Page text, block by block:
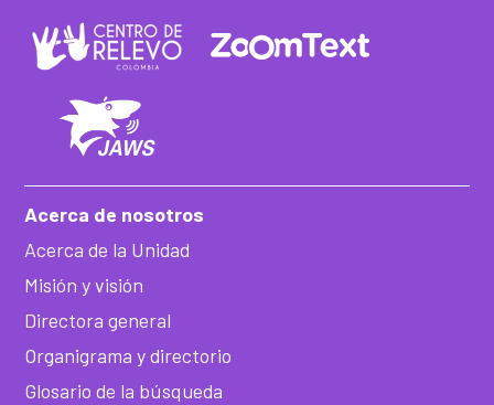
Acerca de nosotros
Acerca de la Unidad
Misión y visión
Directora general
Organigrama y directorio
Glosario de la búsqueda